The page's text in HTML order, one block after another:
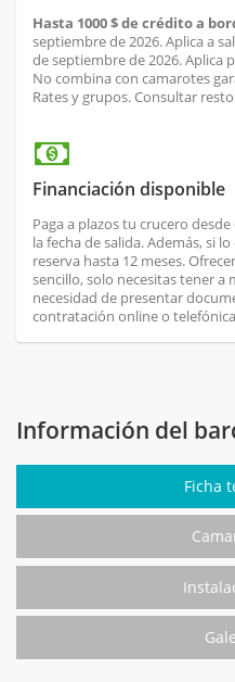
Hasta 1000 $ de crédito a
septiembre de 2026. Aplicaa
de septiembre de 2026. Aplica
No combina con camarotes
Rates y grupos. Consultar
Financiación disponible
Paga a plazos tu crucero
la fecha de salida. Además, si
reserva hasta 12 meses.
sencillo, solo necesitas tener a
necesidad de presentar
contratación online o
Información del
Ficha